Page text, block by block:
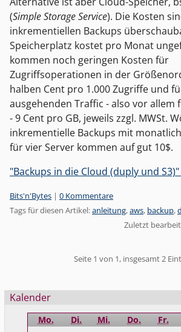
(Simple Storage Service). Die Kosten
inkrementiellen Backups
Speicherplatz kostet pro Monat
kommen noch geringen Kosten für
Zugriffsoperationen in der
halben Cent pro 1.000 Zugriffe und
ausgehenden Traffic - also vor allem
- 9 Cent pro GB, jeweils zzgl. MWSt.
inkrementielle Backups mit
für vier Server kommen auf gut 10$.
"Backups in die Cloud (duply und
Kategorien:
Bits'n'Bytes | 0 Kommentare
Tags für diesen Artikel:anleitung,aws, backup,
Zuletzt
Seite 1 von 1, insgesamt 2
Seitenleiste
Kalender
Mo. Di. Mi. Do. Fr.